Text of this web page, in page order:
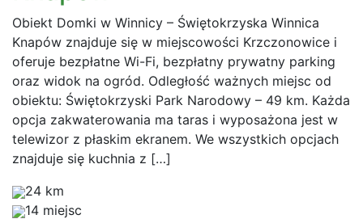
Obiekt Domki w Winnicy – Świętokrzyska Winnica
Knapów znajduje się w miejscowości Krzczonowice i
oferuje bezpłatne Wi-Fi, bezpłatny prywatny parking
oraz widok na ogród. Odległość ważnych miejsc od
obiektu: Świętokrzyski Park Narodowy – 49 km. Każda
opcja zakwaterowania ma taras i wyposażona jest w
telewizor z płaskim ekranem. We wszystkich opcjach
znajduje się kuchnia z […]
24 km
14 miejsc